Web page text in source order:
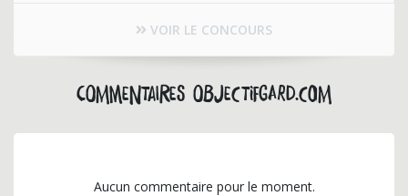
VOIR LE CONCOURS
Commentaires objectifgard.com
Aucun commentaire pour le moment.